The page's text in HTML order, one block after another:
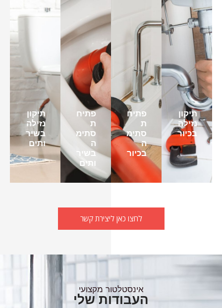
תיקון
נזילה
בכיור
פתיח
ת
סתימ
ה
בכיור
פתיח
ת
סתימ
ה
בשיר
ותים
תיקון
נזילה
בשיר
ותים
לחצו כאן ליצירת קשר
אינסטלטור מקצועי
העבודות שלי